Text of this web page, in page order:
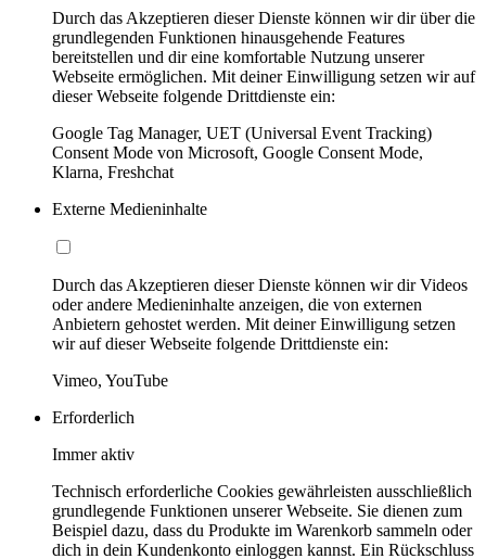
Durch das Akzeptieren dieser Dienste können wir dir über die
grundlegenden Funktionen hinausgehende Features
bereitstellen und dir eine komfortable Nutzung unserer
Webseite ermöglichen. Mit deiner Einwilligung setzen wir auf
dieser Webseite folgende Drittdienste ein:
Google Tag Manager, UET (Universal Event Tracking)
Consent Mode von Microsoft, Google Consent Mode,
Klarna, Freshchat
Externe Medieninhalte
Durch das Akzeptieren dieser Dienste können wir dir Videos
oder andere Medieninhalte anzeigen, die von externen
Anbietern gehostet werden. Mit deiner Einwilligung setzen
wir auf dieser Webseite folgende Drittdienste ein:
Vimeo, YouTube
Erforderlich
Immer aktiv
Technisch erforderliche Cookies gewährleisten ausschließlich
grundlegende Funktionen unserer Webseite. Sie dienen zum
Beispiel dazu, dass du Produkte im Warenkorb sammeln oder
dich in dein Kundenkonto einloggen kannst. Ein Rückschluss